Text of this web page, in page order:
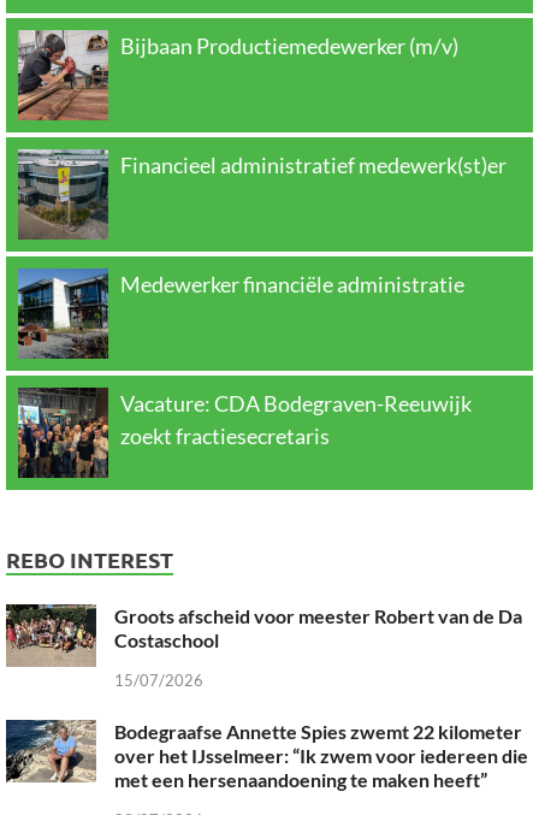
Bijbaan Productiemedewerker (m/v)
Financieel administratief medewerk(st)er
Medewerker financiële administratie
Vacature: CDA Bodegraven-Reeuwijk
zoekt fractiesecretaris
REBO INTEREST
Groots afscheid voor meester Robert van de Da
Costaschool
15/07/2026
Bodegraafse Annette Spies zwemt 22 kilometer
over het IJsselmeer: “Ik zwem voor iedereen die
met een hersenaandoening te maken heeft”